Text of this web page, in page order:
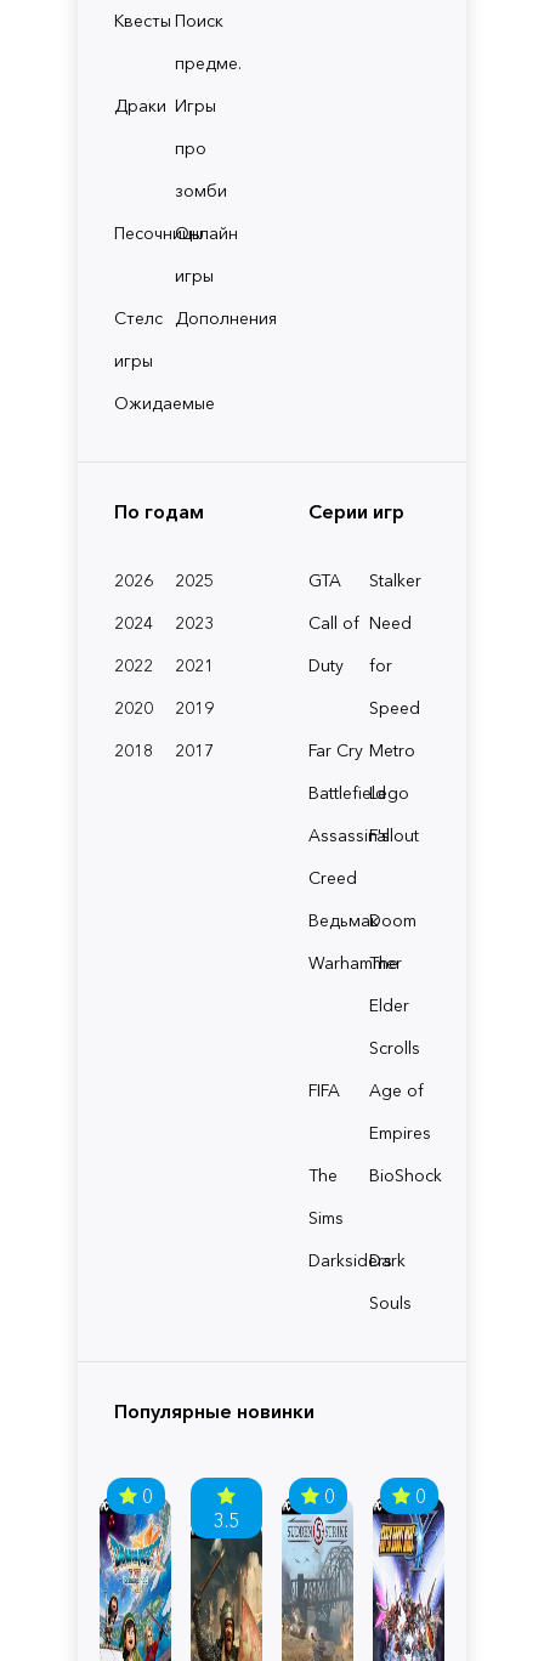
Квесты Поиск
предме.
Драки Игры
про
зомби
ПесочницыОнлайн
игры
Стелс
игры
Дополнения
Ожидаемые
По годам
2026
2025
2024
2023
2022
2021
2020
2019
2018
2017
Серии игр
GTA
Stalker
Call of
Duty
Need
for
Speed
Far Cry Metro
BattlefieldLego
Assassin's
Creed
Fallout
ВедьмакDoom
Warhammer
The
Elder
Scrolls
FIFA
Age of
Empires
The
Sims
BioShock
Darksiders
Dark
Souls
Популярные новинки
0
3.5
0 0